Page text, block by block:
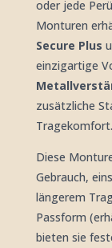
oder jede
Monturen
Secure Plus
einzigartige
zusätzliche
Tragekomfort.
Diese
Gebrauch,
längerem
Passform
bieten sie